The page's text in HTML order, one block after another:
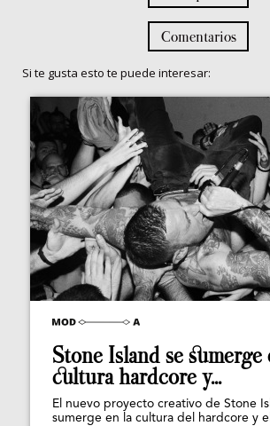
Comentarios
Si te gusta esto te puede interesar:
Stone Island se sumerge
cultura hardcore y...
El nuevo proyecto creativo de Stone
sumerge en la cultura del hardcore y